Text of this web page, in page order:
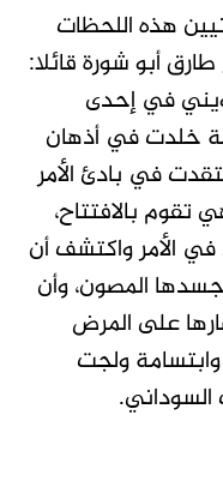
هذه اللحظات
أبو شورة قائلا:
في إحدى
خلدت في أذهان
في بادئ الأمر
بالافتتاح،
الأمر واكتشف أن
المصون، وأن
على المرض
وابتسامة ولجت